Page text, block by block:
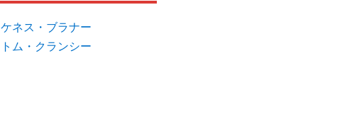
ケネス・ブラナー
トム・クランシー